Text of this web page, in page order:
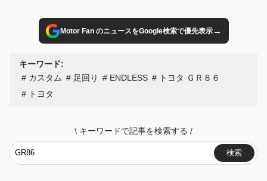
Motor Fan のニュースをGoogle検索で優先表示→
キーワード:
カスタム
足回り ENDLESS
トヨタ ＧＲ８６
トヨタ
\ キーワードで記事を検索する /
検索